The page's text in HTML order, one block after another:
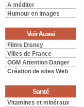
A méditer
Humour en images
Voir Aussi
Films Disney
Villes de France
OGM Attention Danger
Création de sites Web
Santé
Vitamines et minéraux